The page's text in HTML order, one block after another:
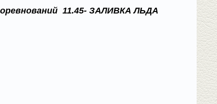
11.45- ЗАЛИВКА ЛЬДА